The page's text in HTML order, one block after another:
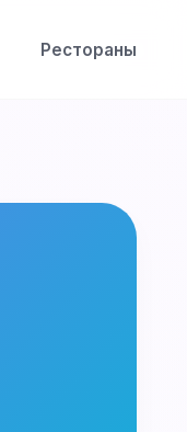
Рестораны